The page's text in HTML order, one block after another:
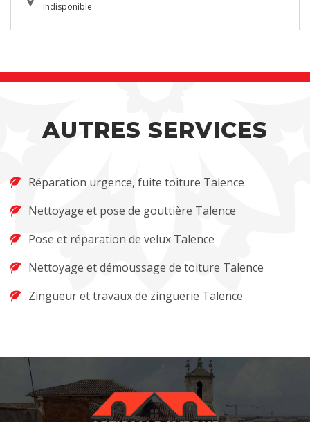
indisponible
AUTRES SERVICES
Réparation urgence, fuite toiture Talence
Nettoyage et pose de gouttière Talence
Pose et réparation de velux Talence
Nettoyage et démoussage de toiture Talence
Zingueur et travaux de zinguerie Talence